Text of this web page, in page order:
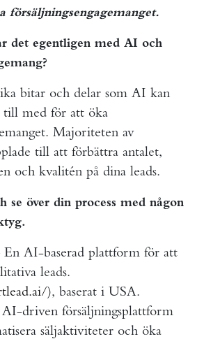
försäljningsengagemanget.
det egentligen med AI och
bitar och delar som AI kan
till med för att öka
Majoriteten av
till att förbättra antalet,
och kvalitén på dina leads.
se över din process med någon
En AI-baserad plattform för att
leads.
), baserat i USA.
driven försäljningsplattform
säljaktiviteter och öka